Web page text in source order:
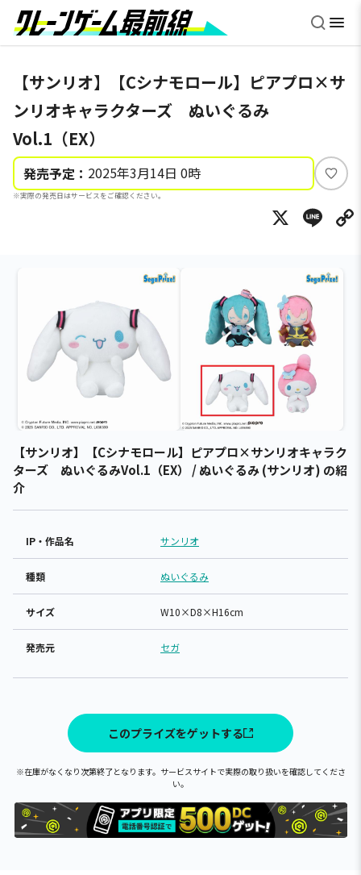
【サンリオ】【Cシナモロール】ピアプロ×サ
ンリオキャラクターズ ぬいぐるみ
Vol.1（EX）
発売予定： 2025年3月14日 0時
※実際の発売日はサービスをご確認ください。
い
ね
X
【サンリオ】【Cシナモロール】ピアプロ×サンリオキャラク
ターズ ぬいぐるみVol.1（EX） / ぬいぐるみ (サンリオ) の紹
介
IP・作品名 サンリオ
種類 ぬいぐるみ
サイズ W10×D8×H16cm
発売元 セガ
このプライズをゲットする
※在庫がなくなり次第終了となります。サービスサイトで実際の取り扱いを確認してくださ
い。